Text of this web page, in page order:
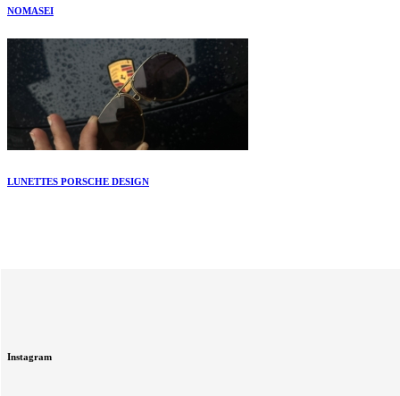
NOMASEI
LUNETTES PORSCHE DESIGN
Instagram